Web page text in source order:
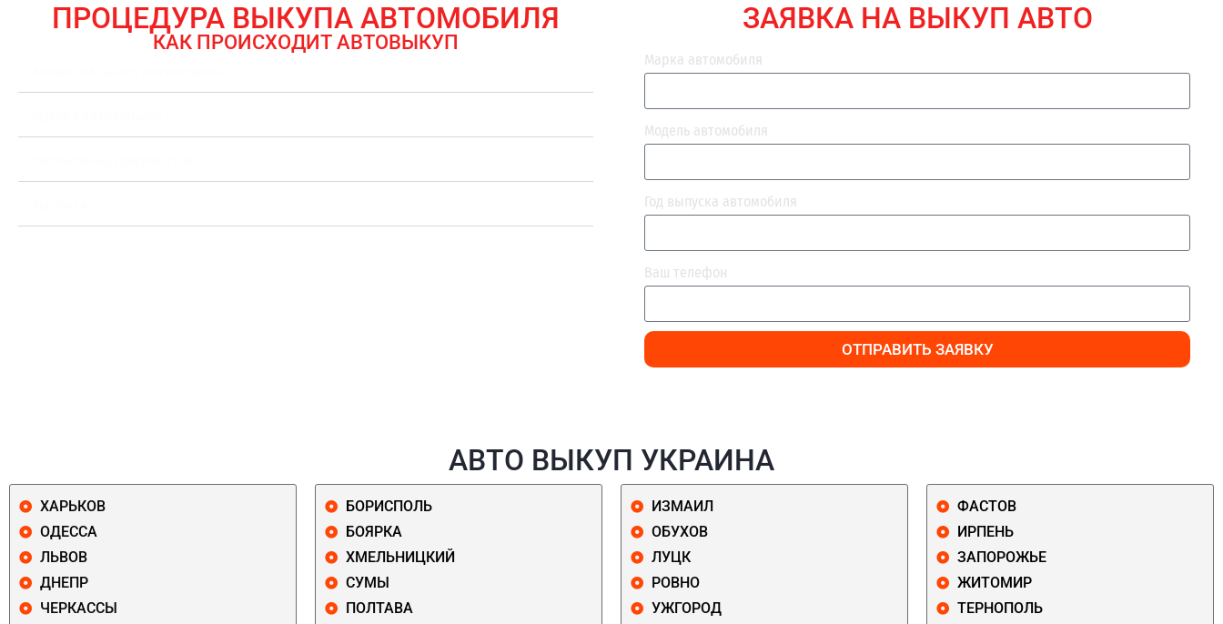
ПРОЦЕДУРА ВЫКУПА АВТОМОБИЛЯ
КАК ПРОИСХОДИТ АВТОВЫКУП
ЗАЯВКА НА ВЫКУП АВТО
Марка автомобиля
Модель автомобиля
Год выпуска автомобиля
Ваш телефон
ОТПРАВИТЬ ЗАЯВКУ
АВТО ВЫКУП УКРАИНА
ХАРЬКОВ
ОДЕССА
ЛЬВОВ
ДНЕПР
ЧЕРКАССЫ
БОРИСПОЛЬ
БОЯРКА
ХМЕЛЬНИЦКИЙ
СУМЫ
ПОЛТАВА
ИЗМАИЛ
ОБУХОВ
ЛУЦК
РОВНО
УЖГОРОД
ФАСТОВ
ИРПЕНЬ
ЗАПОРОЖЬЕ
ЖИТОМИР
ТЕРНОПОЛЬ